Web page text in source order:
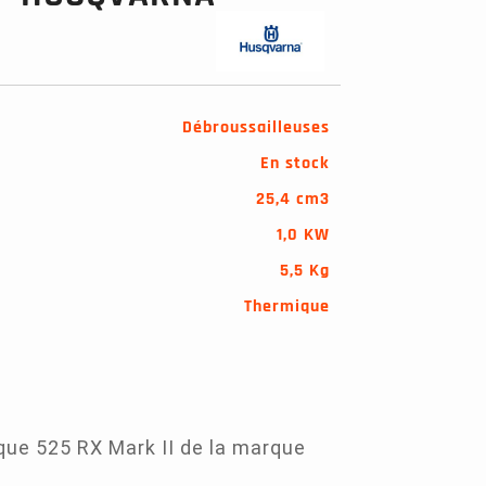
Débroussailleuses
En stock
25,4 cm3
1,0 KW
5,5 Kg
Thermique
525 RX Mark II de la marque